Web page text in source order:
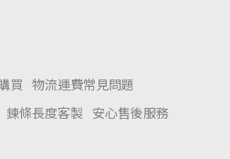
買 物流運費常見問題
鍊條長度客製 安心售後服務